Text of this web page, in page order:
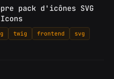
pack d'icônes SVG
twig frontend
svg